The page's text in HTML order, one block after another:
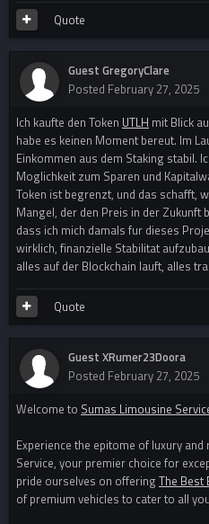
Quote
Guest GregoryClare
Posted February 27, 2025
Ich kaufte den Token UTLH mit Blick
habe es keinen Moment bereut. Im
Einkommen aus dem Staking stabil.
Moglichkeit zum Sparen und
Token ist begrenzt, und das schafft,
Mangel, der den Preis in der Zukunft
dass ich mich damals fur dieses
wirklich, finanzielle Stabilitat
alles auf der Blockchain lauft, alles
Quote
Guest XRumer23Doora
Posted February 27, 2025
Welcome to Sumas Limousine
Experience the epitome of luxury
Service, your premier choice for
pride ourselves on offering The Best
of premium vehicles to cater to all